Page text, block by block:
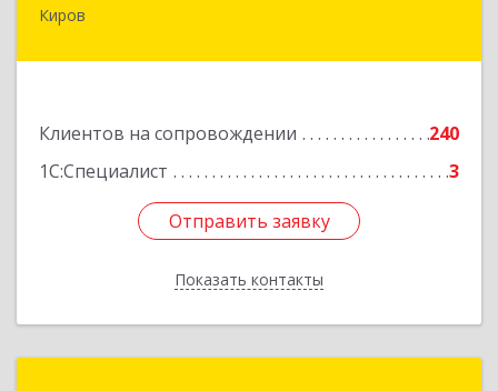
Киров
Клиентов на сопровождении
240
1С:Специалист
3
Отправить заявку
Показать контакты
Отправить заявку
Назад